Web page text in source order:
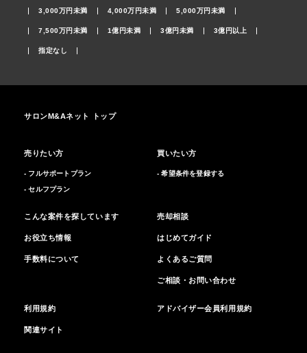
3,000万円未満 4,000万円未満 5,000万円未満
7,500万円未満 1億円未満 3億円未満 3億円以上
指定なし
サロンM&Aネット トップ
売りたい方
- フルサポートプラン
- セルフプラン
買いたい方
- 希望条件を登録する
こんな案件を探しています
お役立ち情報
手数料について
売却相談
はじめてガイド
よくあるご質問
ご相談・お問い合わせ
利用規約 アドバイザー会員利用規約
関連サイト